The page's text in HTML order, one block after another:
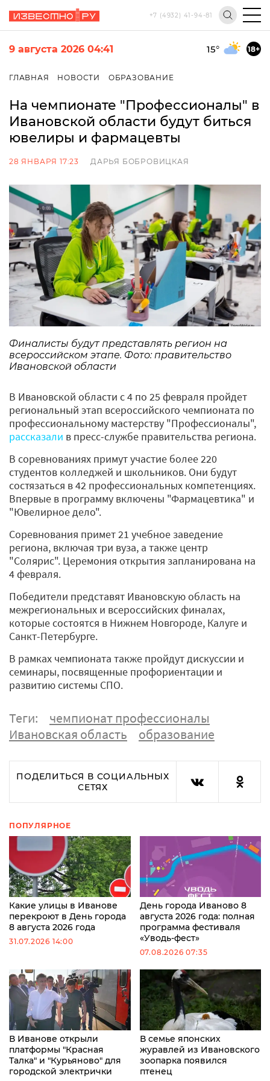
+7 (4932) 41-94-81
9 августа 2026 04:41 15° 18+
ГЛАВНАЯ НОВОСТИ ОБРАЗОВАНИЕ
На чемпионате "Профессионалы" в
Ивановской области будут биться
ювелиры и фармацевты
28 ЯНВАРЯ 17:23 ДАРЬЯ БОБРОВИЦКАЯ
Финалисты будут представлять регион на
всероссийском этапе. Фото: правительство
Ивановской области
В Ивановской области с 4 по 25 февраля пройдет
региональный этап всероссийского чемпионата по
профессиональному мастерству "Профессионалы",
рассказали в пресс-службе правительства региона.
В соревнованиях примут участие более 220
студентов колледжей и школьников. Они будут
состязаться в 42 профессиональных компетенциях.
Впервые в программу включены "Фармацевтика" и
"Ювелирное дело".
Соревнования примет 21 учебное заведение
региона, включая три вуза, а также центр
"Солярис". Церемония открытия запланирована на
4 февраля.
Победители представят Ивановскую область на
межрегиональных и всероссийских финалах,
которые состоятся в Нижнем Новгороде, Калуге и
Санкт-Петербурге.
В рамках чемпионата также пройдут дискуссии и
семинары, посвященные профориентации и
развитию системы СПО.
Теги:
чемпионат профессионалы
Ивановская область
образование
ПОДЕЛИТЬСЯ В СОЦИАЛЬНЫХ
СЕТЯХ
ПОПУЛЯРНОЕ
Какие улицы в Иванове
перекроют в День города
8 августа 2026 года
31.07.2026 14:00
День города Иваново 8
августа 2026 года: полная
программа фестиваля
«Уводь-фест»
07.08.2026 07:35
В Иванове открыли
платформы "Красная
Талка" и "Курьяново" для
городской электрички
В семье японских
журавлей из Ивановского
зоопарка появился
птенец